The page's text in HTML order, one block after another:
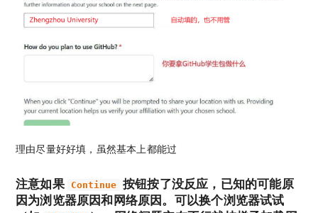
理由尽量好好填，虽然基本上都能过
注意如果 Continue
按钮按了没反应，已知的可能原
因为浏览器原因和网络原因。可以换个浏览器试试